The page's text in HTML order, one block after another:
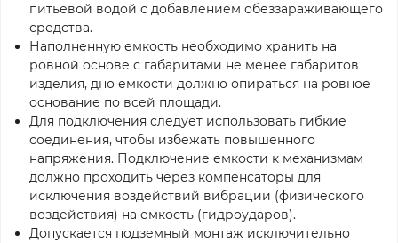
питьевой водой с добавлением обеззараживающего
средства.
Наполненную емкость необходимо хранить на
ровной основе с габаритами не менее габаритов
изделия, дно емкости должно опираться на ровное
основание по всей площади.
Для подключения следует использовать гибкие
соединения, чтобы избежать повышенного
напряжения. Подключение емкости к механизмам
должно проходить через компенсаторы для
исключения воздействий вибрации (физического
воздействия) на емкость (гидроударов).
Допускается подземный монтаж исключительно